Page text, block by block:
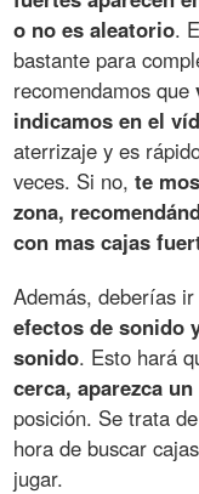
o no es aleatorio.
bastante para
recomendamos que
indicamos en el
aterrizaje y es
veces. Si no,te
zona,
con mas cajas
Además, deberías
efectos de sonido
sonido. Esto hará
cerca, aparezca
posición. Se trata
hora de buscar
jugar.